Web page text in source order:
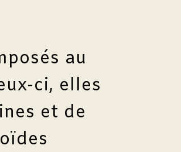
au
ci, elles
et de